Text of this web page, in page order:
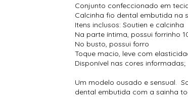
Conjunto confeccionado em
Calcinha fio dental embutida na
Itens inclusos: Soutien e calcinha
Na parte íntima, possui forrinho
No busto, possui forro
Toque macio, leve com
Disponível nas cores informadas;
Um modelo ousado e sensual.
dental embutida com a sainha